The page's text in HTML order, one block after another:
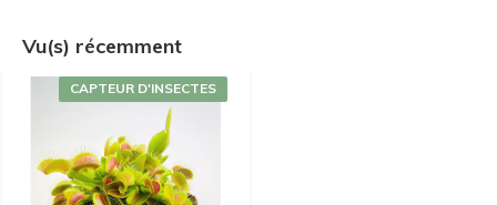
adresse nicht finden und schickte die pflanze in eine
dunkelheit verbringen musste.
ParMeyer- 13-12-2023 09:38
4 / 5
Vu(s) récemment
CAPTEUR D'INSECTES